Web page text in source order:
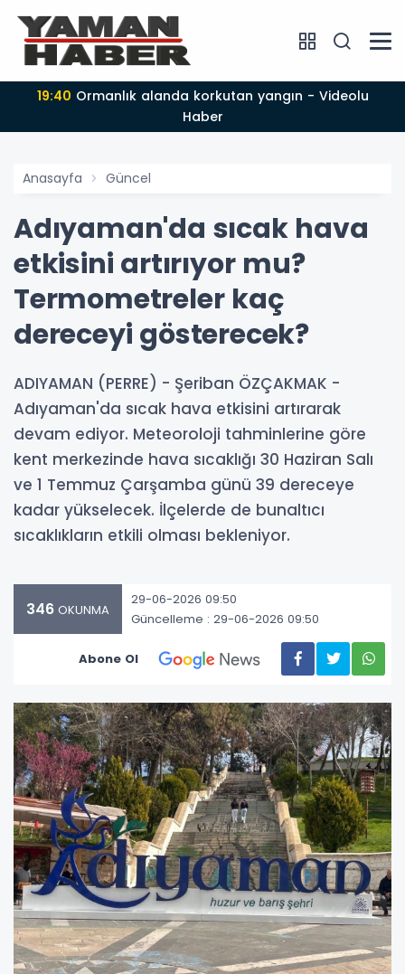
19:40
Haber
Anasayfa Güncel
Adıyaman'da sıcak hava
etkisini artırıyor mu?
Termometreler kaç
dereceyi gösterecek?
ADIYAMAN (PERRE) - Şeriban ÖZÇAKMAK -
Adıyaman'da sıcak hava etkisini artırarak
devam ediyor. Meteoroloji tahminlerine göre
kent merkezinde hava sıcaklığı 30 Haziran Salı
ve 1 Temmuz Çarşamba günü 39 dereceye
kadar yükselecek. İlçelerde de bunaltıcı
sıcaklıkların etkili olması bekleniyor.
346 OKUNMA
29-06-2026 09:50
Güncelleme : 29-06-2026 09:50
Abone Ol